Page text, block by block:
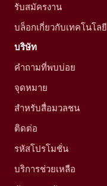
รับสมัครงาน
บล็อกเกี่ยวกับเทคโนโลยี
บริษัท
คำถามที่พบบ่อย
จุดหมาย
สำหรับสื่อมวลชน
ติดต่อ
รหัสโปรโมชั่น
บริการช่วยเหลือ